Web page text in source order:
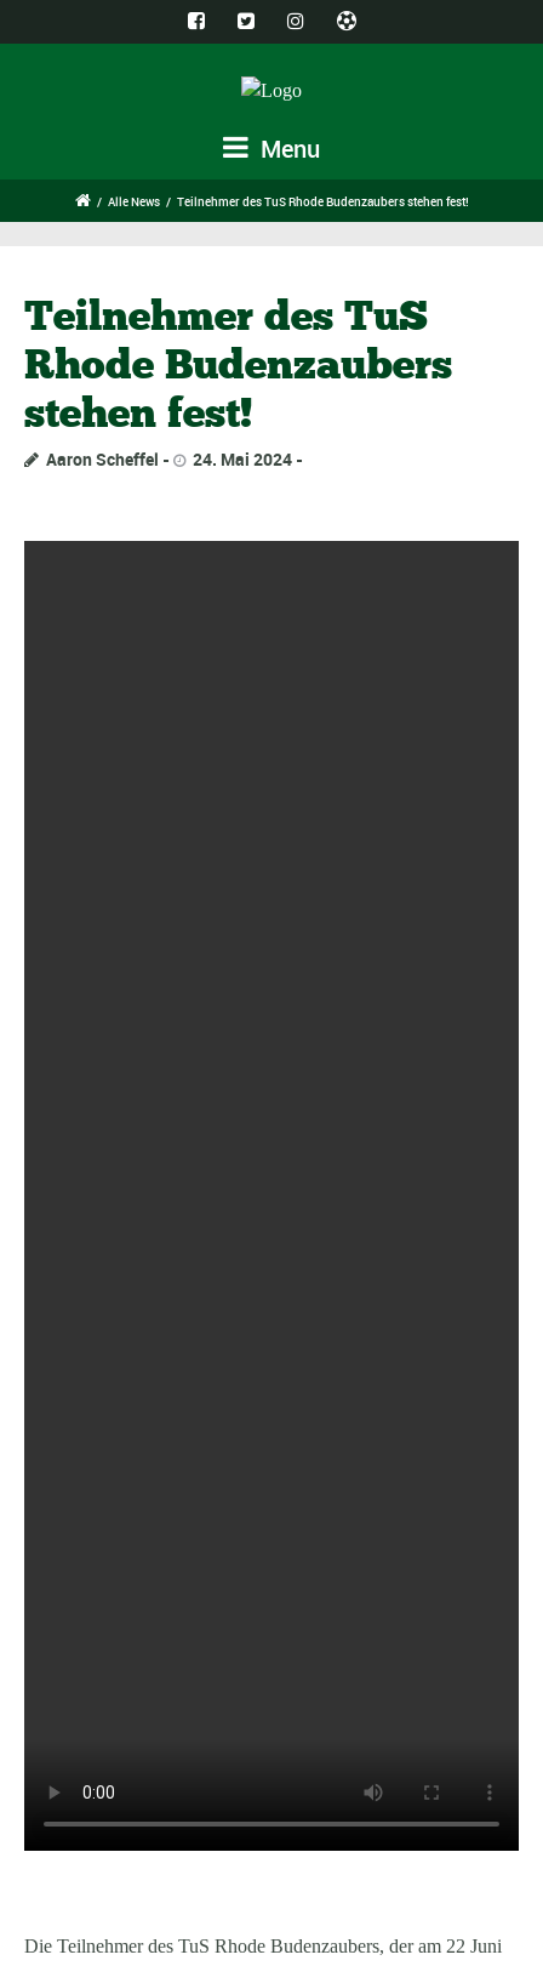
Menu
/ Alle News / Teilnehmer des TuS Rhode Budenzaubers stehen fest!
Teilnehmer des TuS
Rhode Budenzaubers
stehen fest!
Aaron Scheffel 24. Mai 2024
Die Teilnehmer des TuS Rhode Budenzaubers, der am 22 Juni